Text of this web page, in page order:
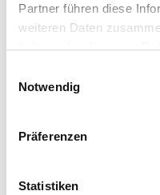
Partner führen diese
weiteren Daten
haben oder die sie im
Notwendig
Präferenzen
Statistiken
Ausgewählt